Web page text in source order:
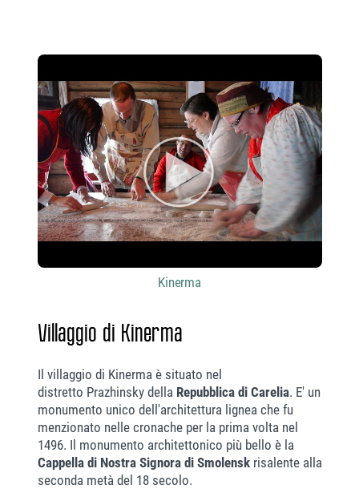
Kinerma
Villaggio di Kinerma
Il villaggio di Kinerma è situato nel
distretto Prazhinsky della Repubblica di Carelia. E' un
monumento unico dell'architettura lignea che fu
menzionato nelle cronache per la prima volta nel
1496. Il monumento architettonico più bello è la
Cappella di Nostra Signora di Smolenskrisalente alla
seconda metà del 18 secolo.